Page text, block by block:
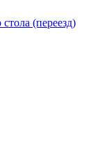
(переезд)